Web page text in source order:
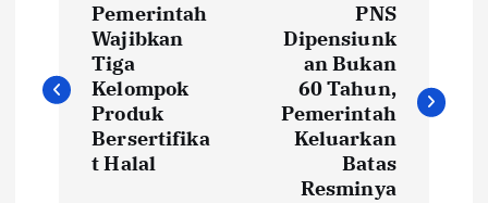
s
Pemerintah
Wajibkan
Tiga
Kelompok
Produk
Bersertifika
t Halal
PNS
Dipensiunk
an Bukan
60 Tahun,
Pemerintah
Keluarkan
Batas
Resminya